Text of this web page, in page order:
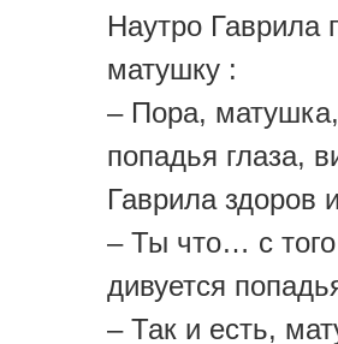
Наутро Гаврила
матушку :
– Пора,
попадья глаза,
Гаврила здоров
– Ты что… с
дивуется
– Так и есть,